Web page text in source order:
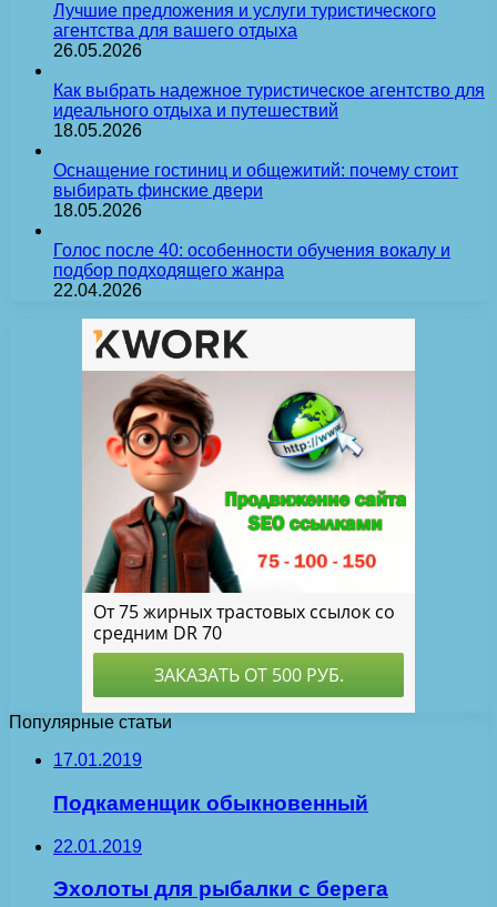
Лучшие предложения и услуги туристического
агентства для вашего отдыха
26.05.2026
Как выбрать надежное туристическое агентство для
идеального отдыха и путешествий
18.05.2026
Оснащение гостиниц и общежитий: почему стоит
выбирать финские двери
18.05.2026
Голос после 40: особенности обучения вокалу и
подбор подходящего жанра
22.04.2026
Популярные статьи
17.01.2019
Подкаменщик обыкновенный
22.01.2019
Эхолоты для рыбалки с берега